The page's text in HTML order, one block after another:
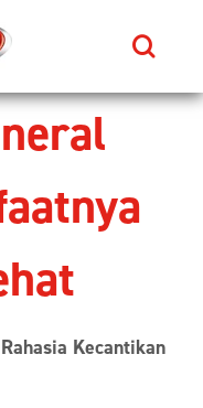
Search
Kecantikan